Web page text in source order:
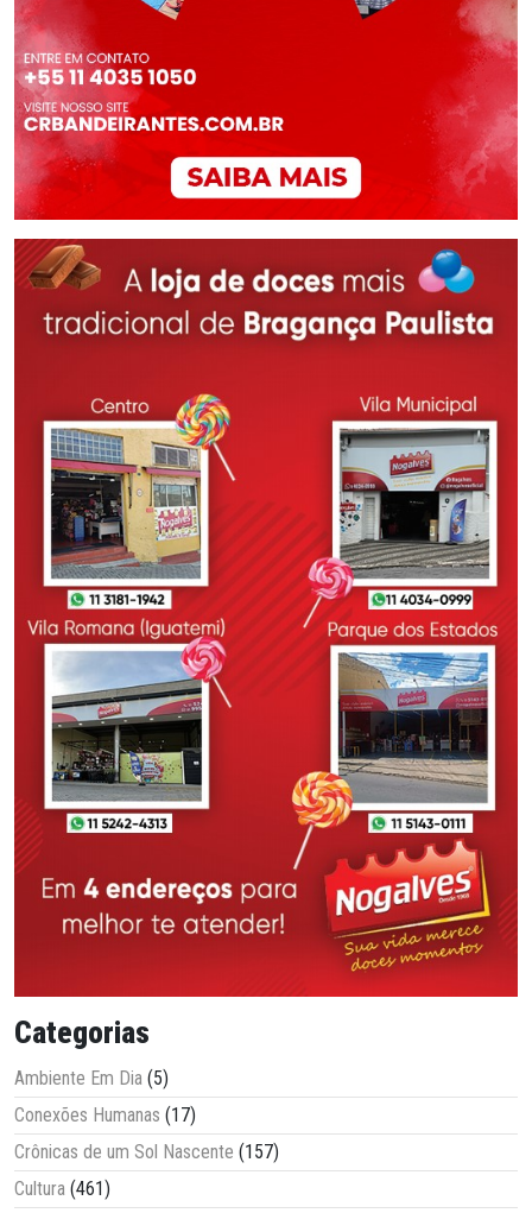
Categorias
Ambiente Em Dia (5)
Conexões Humanas (17)
Crônicas de um Sol Nascente (157)
Cultura (461)